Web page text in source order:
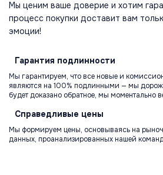
Мы ценим ваше доверие и хотим
процесс покупки доставит вам
эмоции!
Гарантия подлинности
Мы гарантируем, что все новые и
являются на 100% подлинными — мы
будет доказано обратное, мы моментально
Справедливые цены
Мы формируем цены, основываясь на
данных, проанализированных нашей